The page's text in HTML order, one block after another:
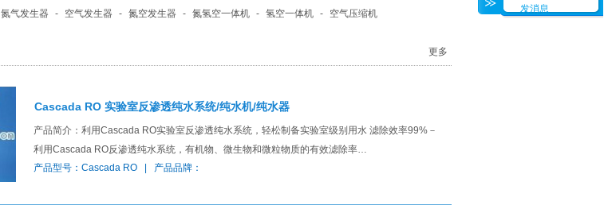
氮气发生器 - 空气发生器 - 氮空发生器 - 氮氢空一体机 - 氢空一体机 - 空气压缩机
更多
Cascada RO 实验室反渗透纯水系统/纯水机/纯水器
产品简介：利用Cascada RO实验室反渗透纯水系统，轻松制备实验室级别用水 滤除效率99%－
利用Cascada RO反渗透纯水系统，有机物、微生物和微粒物质的有效滤除率…
产品型号：Cascada RO | 产品品牌：